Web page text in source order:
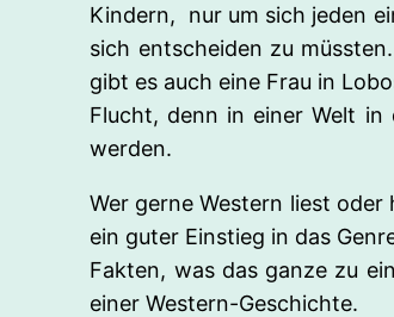
Kindern, nur um sich jeden
sich entscheiden zu
gibt es auch eine Frau in
Flucht, denn in einer Welt in
werden.
Wer gerne Western liest
ein guter Einstieg in das
Fakten, was das ganze zu
einer Western-Geschichte.